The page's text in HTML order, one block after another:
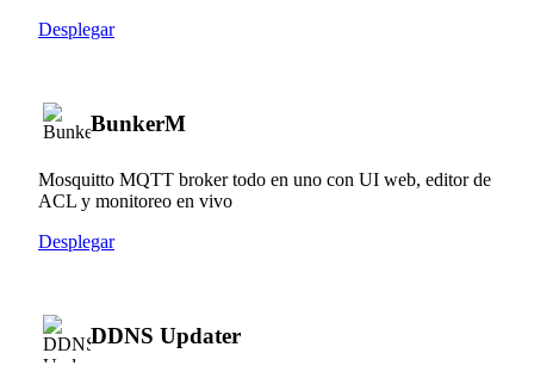
Desplegar
BunkerM
Mosquitto MQTT broker todo en uno con UI web, editor de
ACL y monitoreo en vivo
Desplegar
DDNS Updater